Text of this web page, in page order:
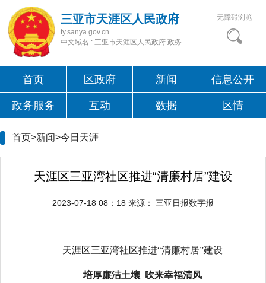
三亚市天涯区人民政府
ty.sanya.gov.cn
中文域名 : 三亚市天涯区人民政府.政务
无障碍浏览
首页 区政府 新闻 信息公开
政务服务 互动 数据 区情
首页>新闻>今日天涯
天涯区三亚湾社区推进“清廉村居”建设
2023-07-18 08：18 来源： 三亚日报数字报
天涯区三亚湾社区推进“清廉村居”建设
培厚廉洁土壤 吹来幸福清风